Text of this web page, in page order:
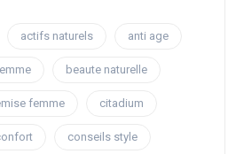
actifs naturels anti age
beaute naturelle
femme citadium
conseils style